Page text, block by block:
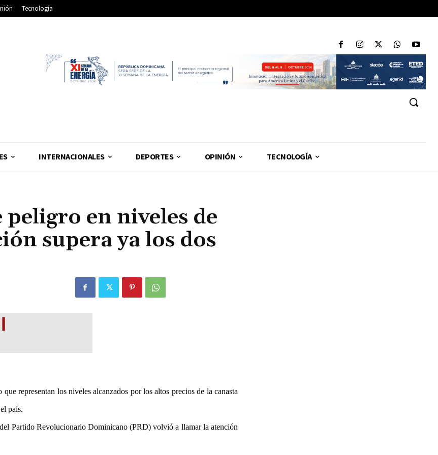
Tecnología
INTERNACIONALES DEPORTES OPINIÓN TECNOLOGÍA
en niveles de
supera ya los dos
representan los niveles alcanzados por los altos precios de la canasta
país.
Partido Revolucionario Dominicano (PRD) volvió a llamar la atención